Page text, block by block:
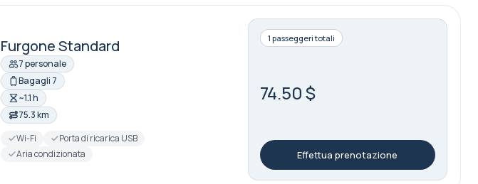
Furgone Standard
7 personale
Bagagli 7
~1.1 h
75.3 km
Wi-Fi
Porta di ricarica USB
Aria condizionata
1 passeggeri totali
74.50 $
Effettua prenotazione